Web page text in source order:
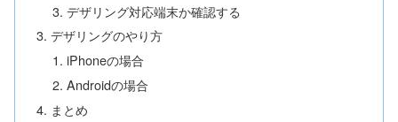
デザリング対応端末か確認する
デザリングのやり方
iPhoneの場合
Androidの場合
まとめ